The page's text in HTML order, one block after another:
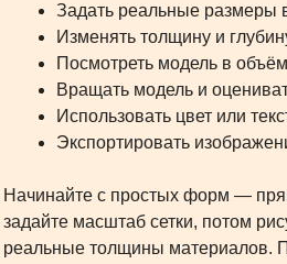
Задать реальные размеры
Изменять толщину и
Посмотреть модель в
Вращать модель и
Использовать цвет или
Экспортировать
Начинайте с простых форм —
задайте масштаб сетки, потом
реальные толщины материалов.